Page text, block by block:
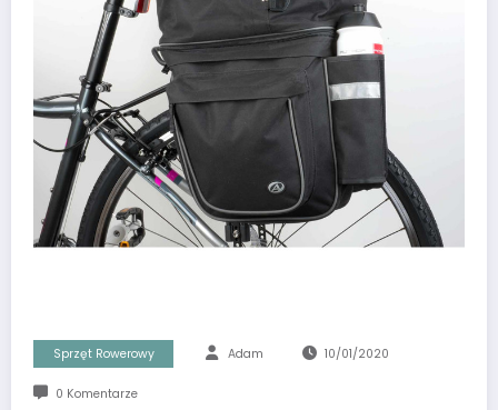
Sprzęt Rowerowy Adam 10/01/2020
0 Komentarze